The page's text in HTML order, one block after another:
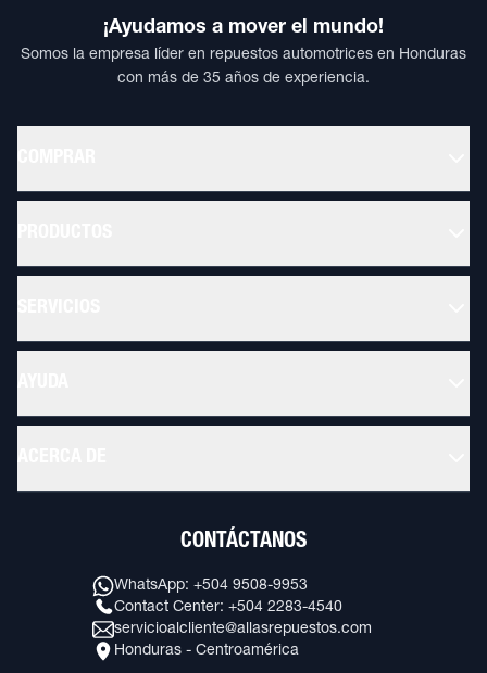
¡Ayudamos a mover el mundo!
Somos la empresa líder en repuestos automotrices en Honduras
con más de 35 años de experiencia.
CONTÁCTANOS
WhatsApp: +504 9508-9953
Contact Center: +504 2283-4540
servicioalcliente@allasrepuestos.com
Honduras - Centroamérica